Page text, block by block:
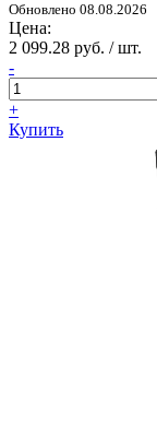
Обновлено 08.08.2026
Цена:
2 099.28 руб. / шт.
-
+
Купить